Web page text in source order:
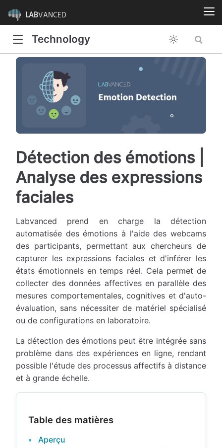
LABVANCED
Technology
Détection des émotions |
Analyse des expressions
faciales
Labvanced prend en charge la détection
automatisée des émotions à l'aide des webcams
des participants, permettant aux chercheurs de
capturer les expressions faciales et d'inférer les
états émotionnels en temps réel. Cela permet de
collecter des données affectives en parallèle des
mesures comportementales, cognitives et d'auto-
évaluation, sans nécessiter de matériel spécialisé
ou de configurations en laboratoire.
La détection des émotions peut être intégrée sans
problème dans des expériences en ligne, rendant
possible l'étude des processus affectifs à distance
et à grande échelle.
Table des matières
Aperçu